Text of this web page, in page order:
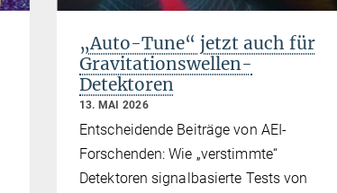
„Auto-Tune“ jetzt auch für
Gravitationswellen-
Detektoren
13. MAI 2026
Entscheidende Beiträge von AEI-
Forschenden: Wie „verstimmte“
Detektoren signalbasierte Tests von